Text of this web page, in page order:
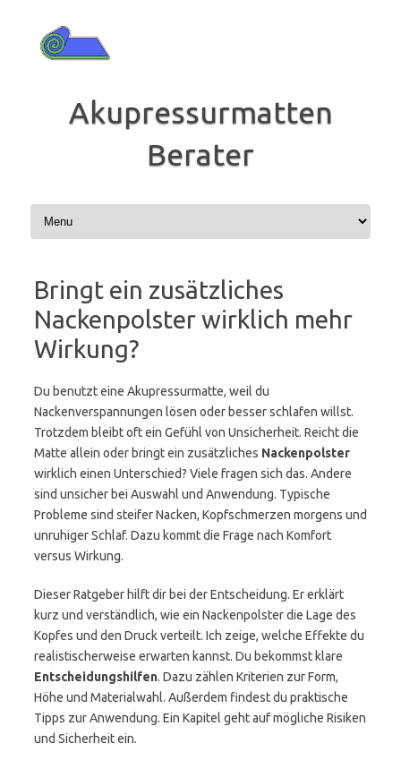
springen
Akupressurmatten
Berater
Bringt ein zusätzliches
Nackenpolster wirklich mehr
Wirkung?
Du benutzt eine Akupressurmatte, weil du
Nackenverspannungen lösen oder besser schlafen willst.
Trotzdem bleibt oft ein Gefühl von Unsicherheit. Reicht die
Matte allein oder bringt ein zusätzliches Nackenpolster
wirklich einen Unterschied? Viele fragen sich das. Andere
sind unsicher bei Auswahl und Anwendung. Typische
Probleme sind steifer Nacken, Kopfschmerzen morgens und
unruhiger Schlaf. Dazu kommt die Frage nach Komfort
versus Wirkung.
Dieser Ratgeber hilft dir bei der Entscheidung. Er erklärt
kurz und verständlich, wie ein Nackenpolster die Lage des
Kopfes und den Druck verteilt. Ich zeige, welche Effekte du
realistischerweise erwarten kannst. Du bekommst klare
Entscheidungshilfen. Dazu zählen Kriterien zur Form,
Höhe und Materialwahl. Außerdem findest du praktische
Tipps zur Anwendung. Ein Kapitel geht auf mögliche Risiken
und Sicherheit ein.